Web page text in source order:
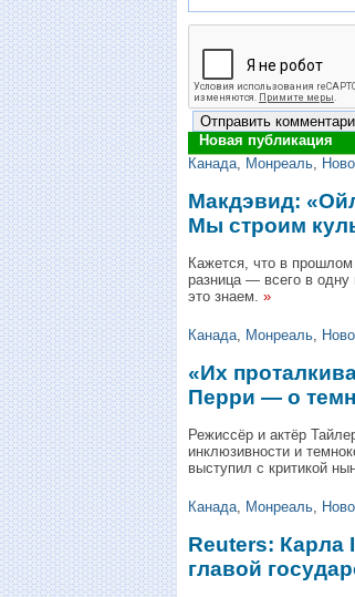
Новая публикация
Канада Монреаль
Макдэвид:
Мы строим
Кажется, что в
разница — всего в
это знаем. »
Канада Монреаль
«Их
Перри — о
Режиссёр и актёр
инклюзивности и
выступил с критикой
Канада Монреаль
Reuters: Карла
главой